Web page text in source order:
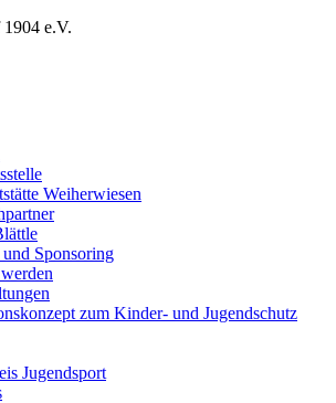
e.V.
Weiherwiesen
und Sponsoring
zum Kinder- und Jugendschutz
Jugendsport